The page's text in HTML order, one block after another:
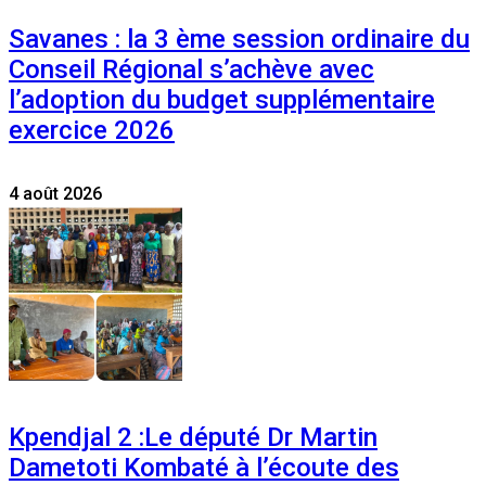
Savanes : la 3 ème session ordinaire du
Conseil Régional s’achève avec
l’adoption du budget supplémentaire
exercice 2026
4 août 2026
Kpendjal 2 :Le député Dr Martin
Dametoti Kombaté à l’écoute des